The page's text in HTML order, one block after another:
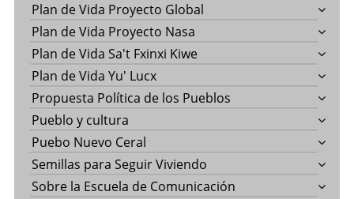
Plan de Vida Proyecto Global
Plan de Vida Proyecto Nasa
Plan de Vida Sa't Fxinxi Kiwe
Plan de Vida Yu' Lucx
Propuesta Política de los Pueblos
Pueblo y cultura
Puebo Nuevo Ceral
Semillas para Seguir Viviendo
Sobre la Escuela de Comunicación